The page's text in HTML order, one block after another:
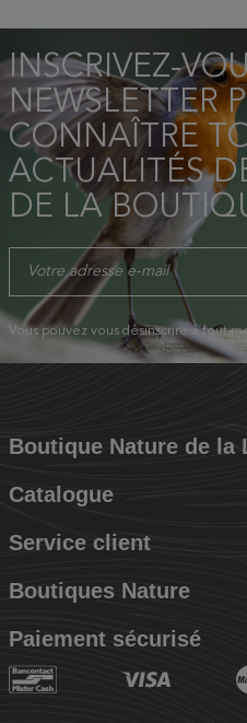
INSCRIVEZ-
NEWSLETTER
CONNAÎTRE
ACTUALITÉS
DE LA
Vous pouvez vous désinscrire à tout
Boutique Nature de la
Catalogue
Service client
Boutiques Nature
Paiement sécurisé